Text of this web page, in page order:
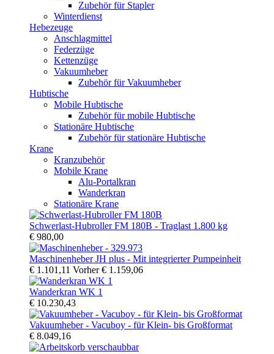
Zubehör für Stapler
Winterdienst
Hebezeuge
Anschlagmittel
Federzüge
Kettenzüge
Vakuumheber
Zubehör für Vakuumheber
Hubtische
Mobile Hubtische
Zubehör für mobile Hubtische
Stationäre Hubtische
Zubehör für stationäre Hubtische
Krane
Kranzubehör
Mobile Krane
Alu-Portalkran
Wanderkran
Stationäre Krane
Schwerlast-Hubroller FM 180B - Traglast 1.800 kg
€ 980,00
Maschinenheber JH plus - Mit integrierter Pumpeinheit
€ 1.101,11 Vorher€ 1.159,06
Wanderkran WK 1
€ 10.230,43
Vakuumheber - Vacuboy - für Klein- bis Großformat
€ 8.049,16